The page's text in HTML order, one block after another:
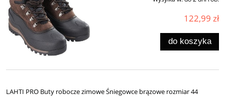
122,99 zł
do koszyka
LAHTI PRO Buty robocze zimowe Śniegowce brązowe rozmiar 44